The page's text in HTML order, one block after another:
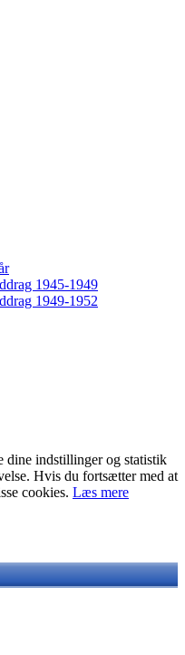
1945-1949
1949-1952
dine indstillinger og statistik
Hvis du fortsætter med at
cookies. Læs mere